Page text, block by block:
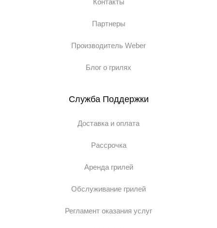
Контакты
Партнеры
Производитель Weber
Блог о грилях
Служба Поддержки
Доставка и оплата
Рассрочка
Аренда грилей
Обслуживание грилей
Регламент оказания услуг